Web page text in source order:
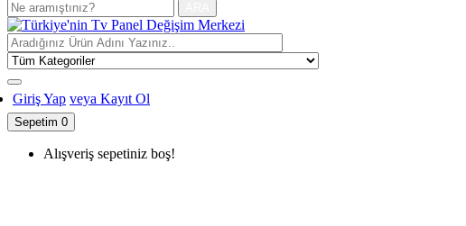
Giriş Yap veya Kayıt Ol
Sepetim 0
Alışveriş sepetiniz boş!